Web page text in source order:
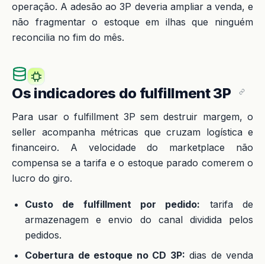
operação. A adesão ao 3P deveria ampliar a venda, e
não fragmentar o estoque em ilhas que ninguém
reconcilia no fim do mês.
Os indicadores do fulfillment 3P
Para usar o fulfillment 3P sem destruir margem, o
seller acompanha métricas que cruzam logística e
financeiro. A velocidade do marketplace não
compensa se a tarifa e o estoque parado comerem o
lucro do giro.
Custo de fulfillment por pedido: tarifa de
armazenagem e envio do canal dividida pelos
pedidos.
Cobertura de estoque no CD 3P: dias de venda